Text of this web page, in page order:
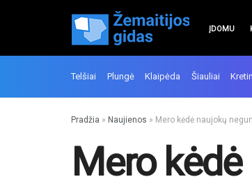
ĮDOMU
Telšiai Plungė Klaipėda Šiauliai
Pradžia » Naujienos » Mero kėdė naujokų
Mero